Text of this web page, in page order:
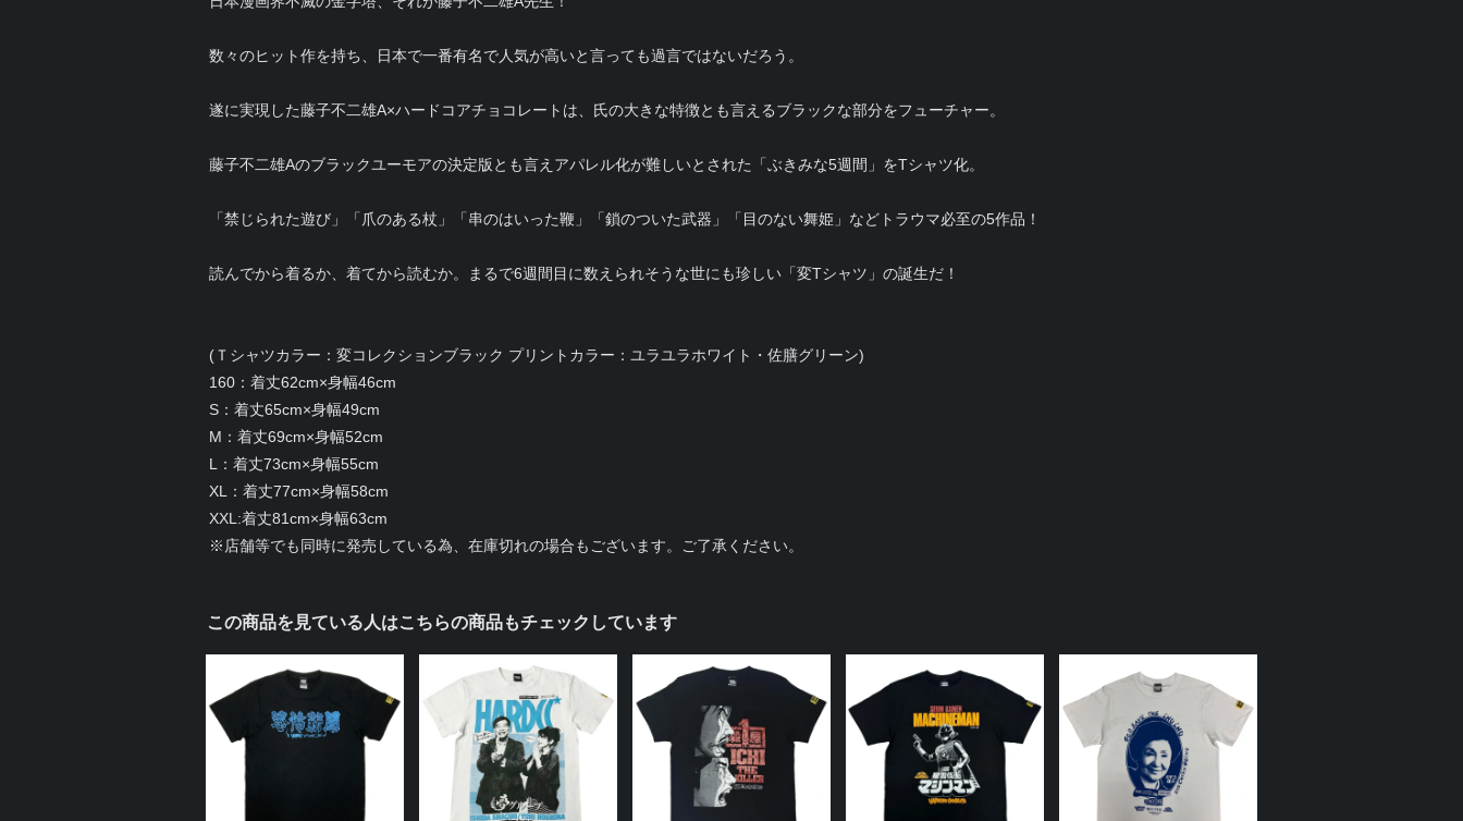
数々のヒット作を持ち、日本で一番有名で人気が高いと言っても過言ではないだろう。
遂に実現した藤子不二雄A×ハードコアチョコレートは、氏の大きな特徴とも言えるブラックな部分をフューチャー。
藤子不二雄Aのブラックユーモアの決定版とも言えアパレル化が難しいとされた「ぶきみな5週間」をTシャツ化。
「禁じられた遊び」「爪のある杖」「串のはいった鞭」「鎖のついた武器」「目のない舞姫」などトラウマ必至の5作品！
読んでから着るか、着てから読むか。まるで6週間目に数えられそうな世にも珍しい「変Tシャツ」の誕生だ！
(Ｔシャツカラー：変コレクションブラック プリントカラー：ユラユラホワイト・佐膳グリーン)
160：着丈62cm×身幅46cm
S：着丈65cm×身幅49cm
M：着丈69cm×身幅52cm
L：着丈73cm×身幅55cm
XL：着丈77cm×身幅58cm
XXL:着丈81cm×身幅63cm
※店舗等でも同時に発売している為、在庫切れの場合もございます。ご了承ください。
この商品を見ている人はこちらの商品もチェックしています